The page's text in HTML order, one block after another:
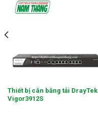
Thiết bị cân bằng tải DrayTek
Vigor3912S